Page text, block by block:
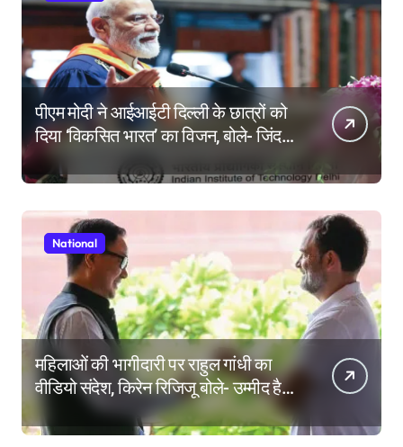
पीएम मोदी ने आईआईटी दिल्ली के छात्रों को
दिया ‘विकसित भारत’ का विजन, बोले- जिंदगी
की परीक्षा में सब कुछ आउट ऑफ सिलेबस
होता है
National
महिलाओं की भागीदारी पर राहुल गांधी का
वीडियो संदेश, किरेन रिजिजू बोले- उम्मीद है
महिला आरक्षण बिल का बिना शर्त करेंगे
समर्थन